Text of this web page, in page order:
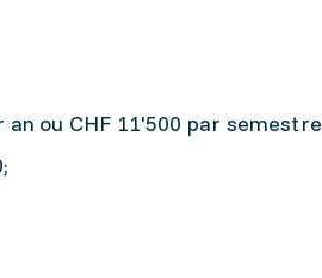
an ou CHF 11'500 par semestre